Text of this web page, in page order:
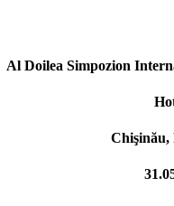
Al Doilea Simpozion
Chişinău,